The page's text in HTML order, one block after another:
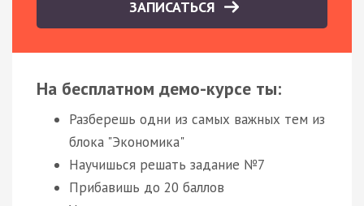
ЗАПИСАТЬСЯ
На бесплатном демо-курсе ты:
Разберешь одни из самых важных тем из
блока "Экономика"
Научишься решать задание №7
Прибавишь до 20 баллов